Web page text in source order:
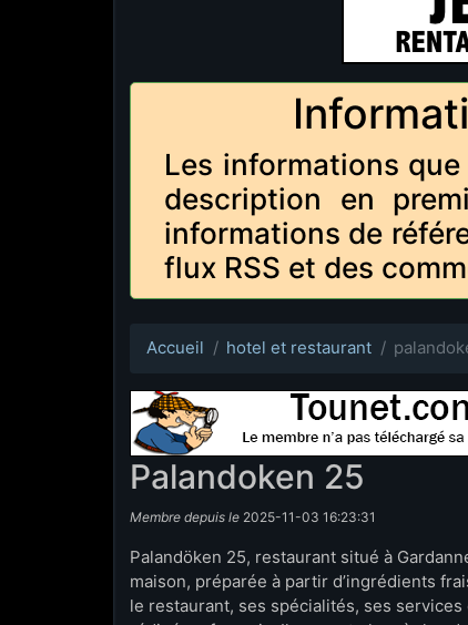
Les informations
description en
informations de
flux RSS et des
Accueil hotel et restaurant
Palandoken 25
Membre depuis le 2025-11-03 16:23:31
Palandöken 25, restaurant situé à
maison, préparée à partir d’ingrédients
le restaurant, ses spécialités, ses